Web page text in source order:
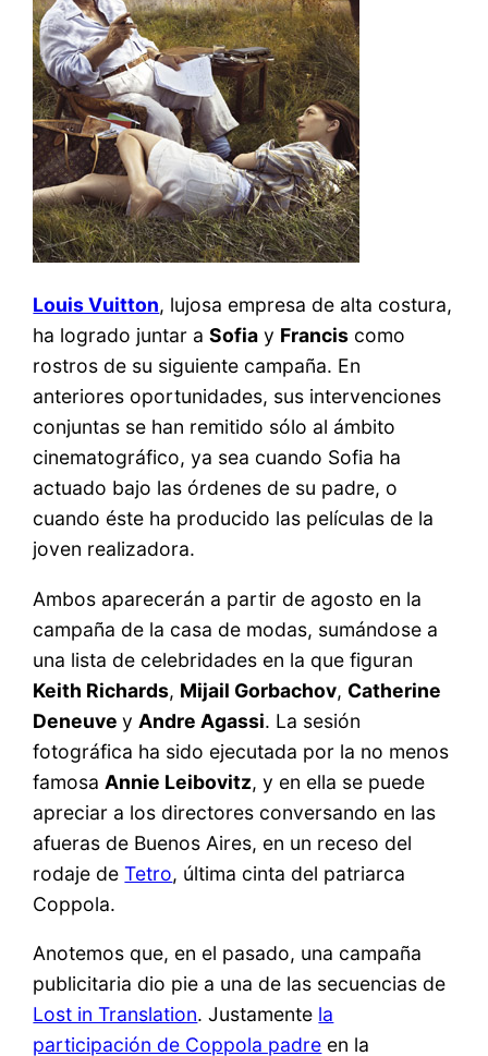
Louis Vuitton, lujosa empresa de alta costura,
ha logrado juntar aSofia y Francis como
rostros de su siguiente campaña. En
anteriores oportunidades, sus intervenciones
conjuntas se han remitido sólo al ámbito
cinematográfico, ya sea cuando Sofia ha
actuado bajo las órdenes de su padre, o
cuando éste ha producido las películas de la
joven realizadora.
Ambos aparecerán a partir de agosto en la
campaña de la casa de modas, sumándose a
una lista de celebridades en la que figuran
Keith Richards, Mijail Gorbachov, Catherine
Deneuvey Andre Agassi. La sesión
fotográfica ha sido ejecutada por la no menos
famosa Annie Leibovitz, y en ella se puede
apreciar a los directores conversando en las
afueras de Buenos Aires, en un receso del
rodaje deTetro, última cinta del patriarca
Coppola.
Anotemos que, en el pasado, una campaña
publicitaria dio pie a una de las secuencias de
Lost in Translation. Justamente la
participación de Coppola padre en la